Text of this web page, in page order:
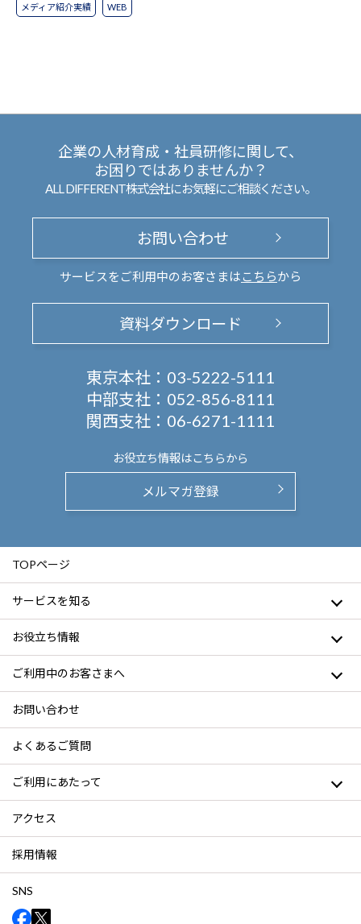
メディア紹介実績 WEB
企業の人材育成・社員研修に関して、
お困りではありませんか？
ALL DIFFERENT株式会社にお気軽にご相談ください。
お問い合わせ
サービスをご利用中のお客さまは こちらから
資料ダウンロード
東京本社： 03-5222-5111
中部支社： 052-856-8111
関西支社： 06-6271-1111
お役立ち情報はこちらから
メルマガ登録
TOPページ
サービスを知る
お役立ち情報
ご利用中のお客さまへ
お問い合わせ
よくあるご質問
ご利用にあたって
アクセス
採用情報
SNS